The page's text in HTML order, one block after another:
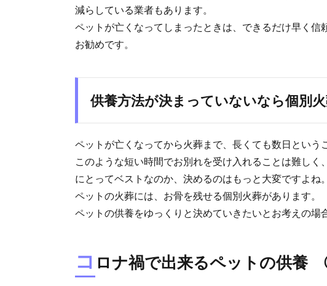
減らしている業者もあります。
ペットが亡くなってしまったときは、できるだけ早く
お勧めです。
供養方法が決まっていないなら個別
ペットが亡くなってから火葬まで、長くても数日という
このような短い時間でお別れを受け入れることは難し
にとってベストなのか、決めるのはもっと大変ですよね。
ペットの火葬には、お骨を残せる個別火葬があります。
ペットの供養をゆっくりと決めていきたいとお考えの場
コ ロナ禍で出来るペットの供養